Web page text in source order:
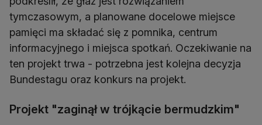
tymczasowym, a planowane docelowe miejsce
pamięci ma składać się z pomnika, centrum
informacyjnego i miejsca spotkań. Oczekiwanie na
ten projekt trwa - potrzebna jest kolejna decyzja
Bundestagu oraz konkurs na projekt.
Projekt "zaginął w trójkącie bermudzkim"